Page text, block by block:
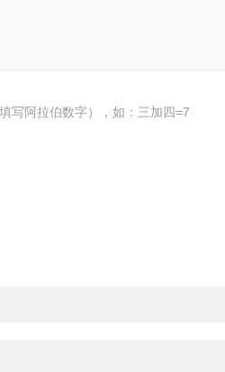
写阿拉伯数字），如：三加四=7